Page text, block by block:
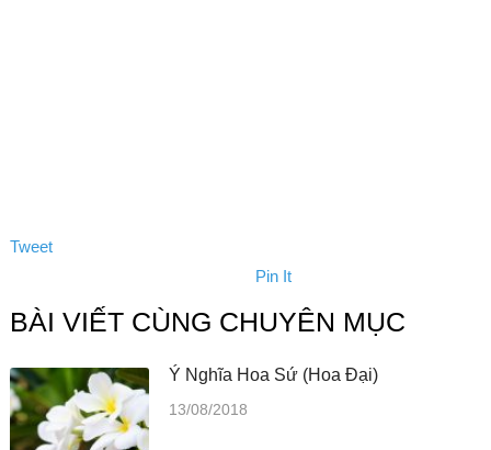
Tweet
Pin It
BÀI VIẾT CÙNG CHUYÊN MỤC
Ý Nghĩa Hoa Sứ (Hoa Đại)
13/08/2018